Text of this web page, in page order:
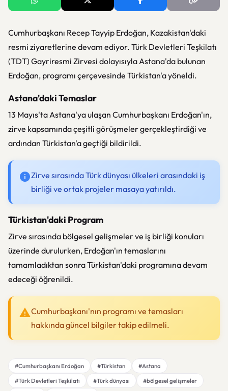
Cumhurbaşkanı Recep Tayyip Erdoğan, Kazakistan'daki
resmi ziyaretlerine devam ediyor. Türk Devletleri Teşkilatı
(TDT) Gayriresmi Zirvesi dolayısıyla Astana'da bulunan
Erdoğan, programı çerçevesinde Türkistan'a yöneldi.
Astana'daki Temaslar
13 Mayıs'ta Astana'ya ulaşan Cumhurbaşkanı Erdoğan'ın,
zirve kapsamında çeşitli görüşmeler gerçekleştirdiği ve
ardından Türkistan'a geçtiği bildirildi.
Zirve sırasında Türk dünyası ülkeleri arasındaki iş
birliği ve ortak projeler masaya yatırıldı.
Türkistan'daki Program
Zirve sırasında bölgesel gelişmeler ve iş birliği konuları
üzerinde durulurken, Erdoğan'ın temaslarını
tamamladıktan sonra Türkistan'daki programına devam
edeceği öğrenildi.
Cumhurbaşkanı'nın programı ve temasları
hakkında güncel bilgiler takip edilmeli.
#Cumhurbaşkanı Erdoğan #Türkistan
#Astana
#Türk Devletleri Teşkilatı
#Türk dünyası
#bölgesel gelişmeler